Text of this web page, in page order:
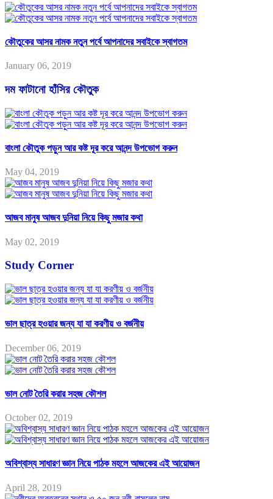
কৌতুকের আসর নামক নতুন পর্বে আপনাদের সবাইকে স্বাগতম
January 06, 2019
দম ফাটানো হাঁসির কৌতুক
বাংলা কৌতুক পড়ুন আর কষ্ট দূর করে আনন্দ উপভোগ করুন
May 04, 2019
আজব মানুষ আজব দুনিয়া নিয়ে কিছু মজার কথা
May 02, 2019
Study Corner
ভাল ছাত্র হওয়ার জন্য যা যা করণীয় ও বর্জনীয়
December 06, 2019
ভাল নোট তৈরি করার সহজ কৌশল
October 02, 2019
অবিশ্বাস্য সাধারণ জ্ঞান নিয়ে পাঠক মহলে আজকের এই আয়োজন
April 28, 2019